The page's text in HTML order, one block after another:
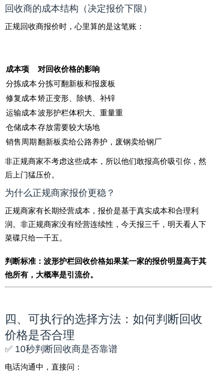
回收商的成本结构（决定报价下限）
正规回收商报价时，心里算的是这笔账：
成本项
对回收价格的影响
分拣成本分拣可翻新板和报废板
修复成本矫正变形、除锈、补锌
运输成本波形护栏体积大、重量重
仓储成本存放需要较大场地
销售周期 翻新板卖给公路养护，废钢卖给钢厂
非正规商家不考虑这些成本，所以他们敢报高价吸引你，然
后上门猛压价。
为什么正规商家报价更稳？
正规商家有长期经营成本，报价是基于真实成本和合理利
润。非正规商家没有经营连续性，今天报三千，明天看人下
菜碟只给一千五。
判断标准：波形护栏回收价格如果某一家的报价明显高于其
他所有，大概率是引流价。
四、可执行的选择方法：如何判断回收
价格是否合理
✅ 10秒判断回收商是否靠谱
电话沟通中，直接问：